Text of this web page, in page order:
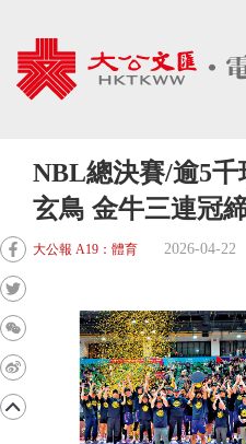
NBL總決賽/逾5
玄鳥 金牛三連冠
大公報 A19：體育 2026-04-22